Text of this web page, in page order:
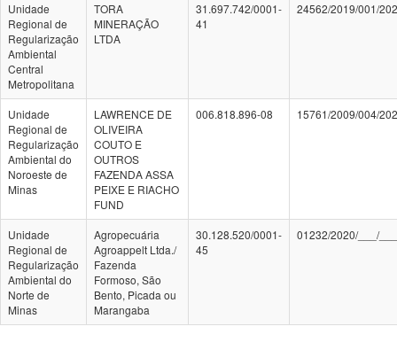
Unidade
Regional de
Regularização
Ambiental
Central
Metropolitana
TORA
MINERAÇÃO
LTDA
31.697.742/0001-
41
24562/2019/001/
Unidade
Regional de
Regularização
Ambiental do
Noroeste de
Minas
LAWRENCE DE
OLIVEIRA
COUTO E
OUTROS
FAZENDA ASSA
PEIXE E RIACHO
FUND
006.818.896-08 15761/2009/004/
Unidade
Regional de
Regularização
Ambiental do
Norte de
Minas
Agropecuária
Agroappelt Ltda./
Fazenda
Formoso, São
Bento, Picada ou
Marangaba
30.128.520/0001-
45
01232/2020/___/